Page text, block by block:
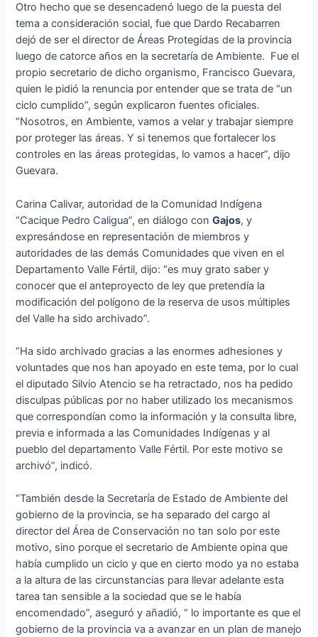
Otro hecho que se desencadenó luego de la puesta del
tema a consideración social, fue que Dardo Recabarren
dejó de ser el director de Áreas Protegidas de la provincia
luego de catorce años en la secretaría de Ambiente. Fue el
propio secretario de dicho organismo, Francisco Guevara,
quien le pidió la renuncia por entender que se trata de “un
ciclo cumplido”, según explicaron fuentes oficiales.
“Nosotros, en Ambiente, vamos a velar y trabajar siempre
por proteger las áreas. Y si tenemos que fortalecer los
controles en las áreas protegidas, lo vamos a hacer”, dijo
Guevara.
Carina Calivar, autoridad de la Comunidad Indígena
“Cacique Pedro Caligua”, en diálogo conGajos, y
expresándose en representación de miembros y
autoridades de las demás Comunidades que viven en el
Departamento Valle Fértil, dijo: “es muy grato saber y
conocer que el anteproyecto de ley que pretendía la
modificación del polígono de la reserva de usos múltiples
del Valle ha sido archivado”.
“Ha sido archivado gracias a las enormes adhesiones y
voluntades que nos han apoyado en este tema, por lo cual
el diputado Silvio Atencio se ha retractado, nos ha pedido
disculpas públicas por no haber utilizado los mecanismos
que correspondían como la información y la consulta libre,
previa e informada a las Comunidades Indígenas y al
pueblo del departamento Valle Fértil. Por este motivo se
archivó”, indicó.
“También desde la Secretaría de Estado de Ambiente del
gobierno de la provincia, se ha separado del cargo al
director del Área de Conservación no tan solo por este
motivo, sino porque el secretario de Ambiente opina que
había cumplido un ciclo y que en cierto modo ya no estaba
a la altura de las circunstancias para llevar adelante esta
tarea tan sensible a la sociedad que se le había
encomendado”, aseguró y añadió, “ lo importante es que el
gobierno de la provincia va a avanzar en un plan de manejo